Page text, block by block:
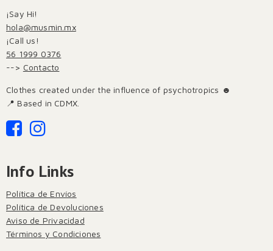
¡Say Hi!
hola@musmin.mx
¡Call us!
56 1999 0376
--> Contacto
Clothes created under the influence of psychotropics ☻
📍 Based in CDMX.
Info Links
Política de Envíos
Política de Devoluciones
Aviso de Privacidad
Términos y Condiciones